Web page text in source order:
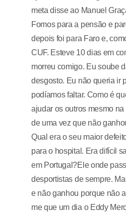
meta disse ao Manuel
Fomos para a pensão e
depois foi para Faro e,
CUF. Esteve 10 dias em
morreu comigo. Eu soube
desgosto. Eu não queria ir
podíamos faltar. Como é
ajudar os outros mesmo
de uma vez que não
Qual era o seu maior
para o hospital. Era difícil
em Portugal?Ele onde
desportistas de sempre.
e não ganhou porque não
me que um dia o Eddy